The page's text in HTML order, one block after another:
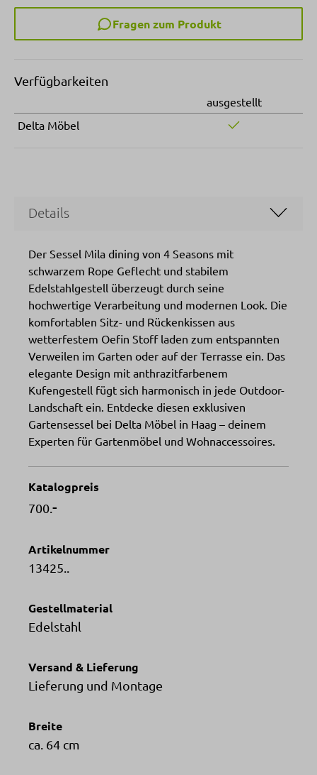
Fragen zum Produkt
Verfügbarkeiten
ausgestellt
Delta Möbel
Details
Der Sessel Mila dining von 4 Seasons mit
schwarzem Rope Geflecht und stabilem
Edelstahlgestell überzeugt durch seine
hochwertige Verarbeitung und modernen Look. Die
komfortablen Sitz- und Rückenkissen aus
wetterfestem Oefin Stoff laden zum entspannten
Verweilen im Garten oder auf der Terrasse ein. Das
elegante Design mit anthrazitfarbenem
Kufengestell fügt sich harmonisch in jede Outdoor-
Landschaft ein. Entdecke diesen exklusiven
Gartensessel bei Delta Möbel in Haag – deinem
Experten für Gartenmöbel und Wohnaccessoires.
Katalogpreis
700.-
Artikelnummer
13425..
Gestellmaterial
Edelstahl
Versand & Lieferung
Lieferung und Montage
Breite
ca. 64 cm